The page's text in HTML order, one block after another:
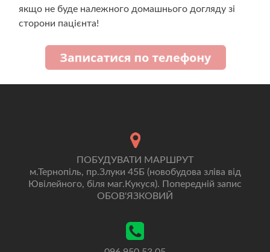
якщо не буде належного домашнього догляду зі
сторони пацієнта!
ПОБУДУВАТИ МАРШРУТ
м.Тернопіль, пр.Злуки 45Б (новобудова зліва від
Ювілейного, біля маг.Кукуся). Попередній запис
ОБОВ'ЯЗКОВИЙ